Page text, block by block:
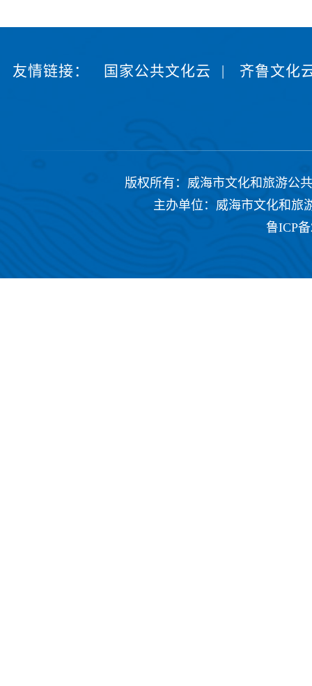
友情链接： 国家公共文化云 | 齐鲁文化
版权所有：威海市文化和旅游公共
主办单位：威海市文化和旅
鲁ICP备